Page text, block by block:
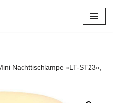
Nachttischlampe »LT-ST23«,